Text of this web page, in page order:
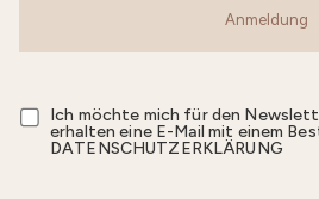
Anmeldung
Ich möchte mich für den
erhalten eine E-Mail mit einem
DATENSCHUTZERKLÄRUNG